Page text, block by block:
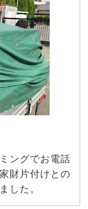
ングでお電話
財片付けとの
した。